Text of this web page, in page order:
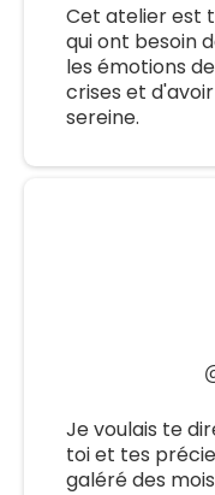
Cet atelier est
qui ont besoin
les émotions
crises et
sereine.
Je voulais te
toi et tes
galéré des